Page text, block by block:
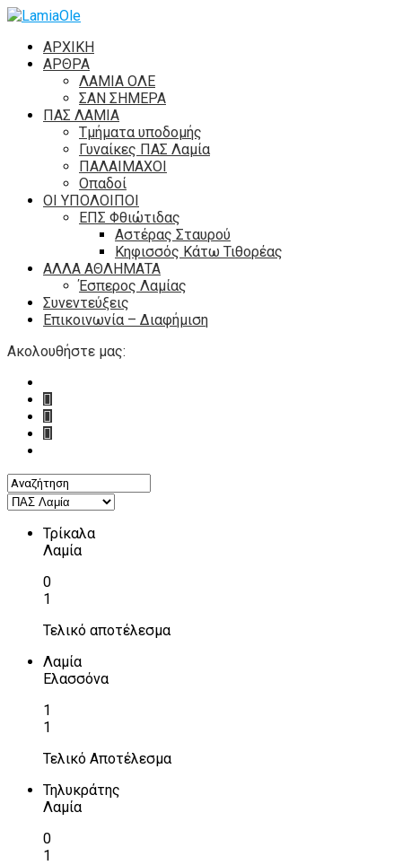
ΑΡΧΙΚΗ
ΑΡΘΡΑ
ΛΑΜΙΑ ΟΛΕ
ΣΑΝ ΣΗΜΕΡΑ
ΠΑΣ ΛΑΜΙΑ
Τμήματα υποδομής
Γυναίκες ΠΑΣ Λαμία
ΠΑΛΑΙΜΑΧΟΙ
Οπαδοί
ΟΙ ΥΠΟΛΟΙΠΟΙ
ΕΠΣ Φθιώτιδας
Αστέρας Σταυρού
Κηφισσός Κάτω Τιθορέας
ΑΛΛΑ ΑΘΛΗΜΑΤΑ
Έσπερος Λαμίας
Συνεντεύξεις
Επικοινωνία – Διαφήμιση
Ακολουθήστε μας:
Τρίκαλα
Λαμία
0
1
Τελικό αποτέλεσμα
Λαμία
Ελασσόνα
1
1
Τελικό Αποτέλεσμα
Τηλυκράτης
Λαμία
0
1